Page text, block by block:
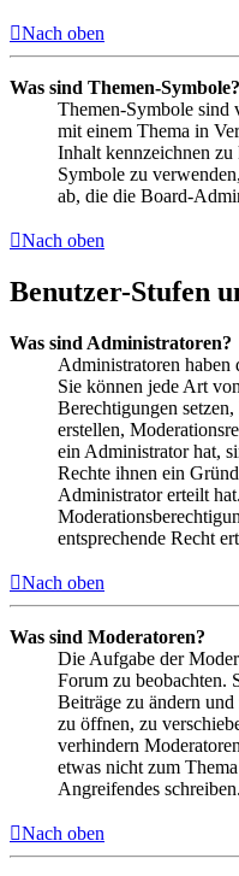
Nach oben
Was sind Themen-Symbole?
Themen-Symbole sind
mit einem Thema in
Inhalt kennzeichnen
Symbole zu
ab, die die Board-
Nach oben
Benutzer-Stufen
Was sind Administratoren?
Administratoren haben
Sie können jede Art
Berechtigungen
erstellen,
ein Administrator hat,
Rechte ihnen ein
Administrator erteilt
entsprechende Recht
Nach oben
Was sind Moderatoren?
Die Aufgabe der
Forum zu beobachten.
Beiträge zu ändern
zu öffnen, zu
verhindern
etwas nicht zum
Angreifendes schreiben.
Nach oben